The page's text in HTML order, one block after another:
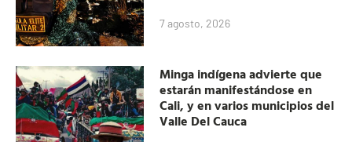
7 agosto, 2026
Minga indígena advierte que
estarán manifestándose en
Cali, y en varios municipios del
Valle Del Cauca